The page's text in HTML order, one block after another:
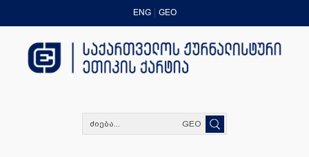
ENG GEO
GEO